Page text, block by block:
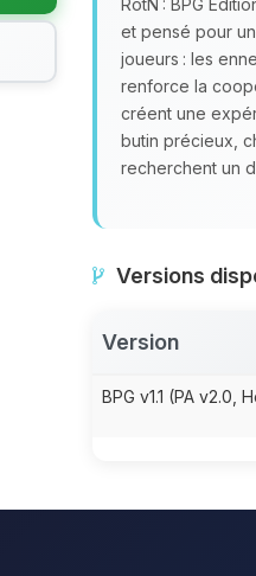
RotN : BPG
et pensé pour
joueurs : les
renforce la
créent une
butin précieux,
recherchent un
Versions
Version
BPG v1.1 (PA v2.0,